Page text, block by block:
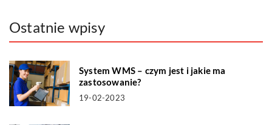
Ostatnie wpisy
System WMS – czym jest i jakie ma
zastosowanie?
19-02-2023